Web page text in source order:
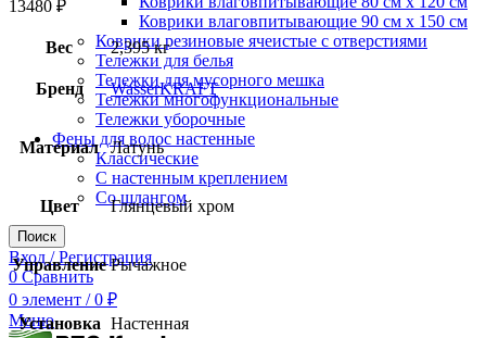
Коврики влаговпитывающие 90 см х 150 см
Коврики резиновые ячеистые с отверстиями
Тележки для белья
Тележки для мусорного мешка
Тележки многофункциональные
Тележки уборочные
Фены для волос настенные
Классические
С настенным креплением
Со шлангом
Поиск
Вход / Регистрация
0 Сравнить
0 элемент / 0 ₽
Меню
13480 ₽
Вес 2,395 кг
Бренд WasserKRAFT
Материал Латунь
Цвет Глянцевый хром
Управление Рычажное
Установка Настенная